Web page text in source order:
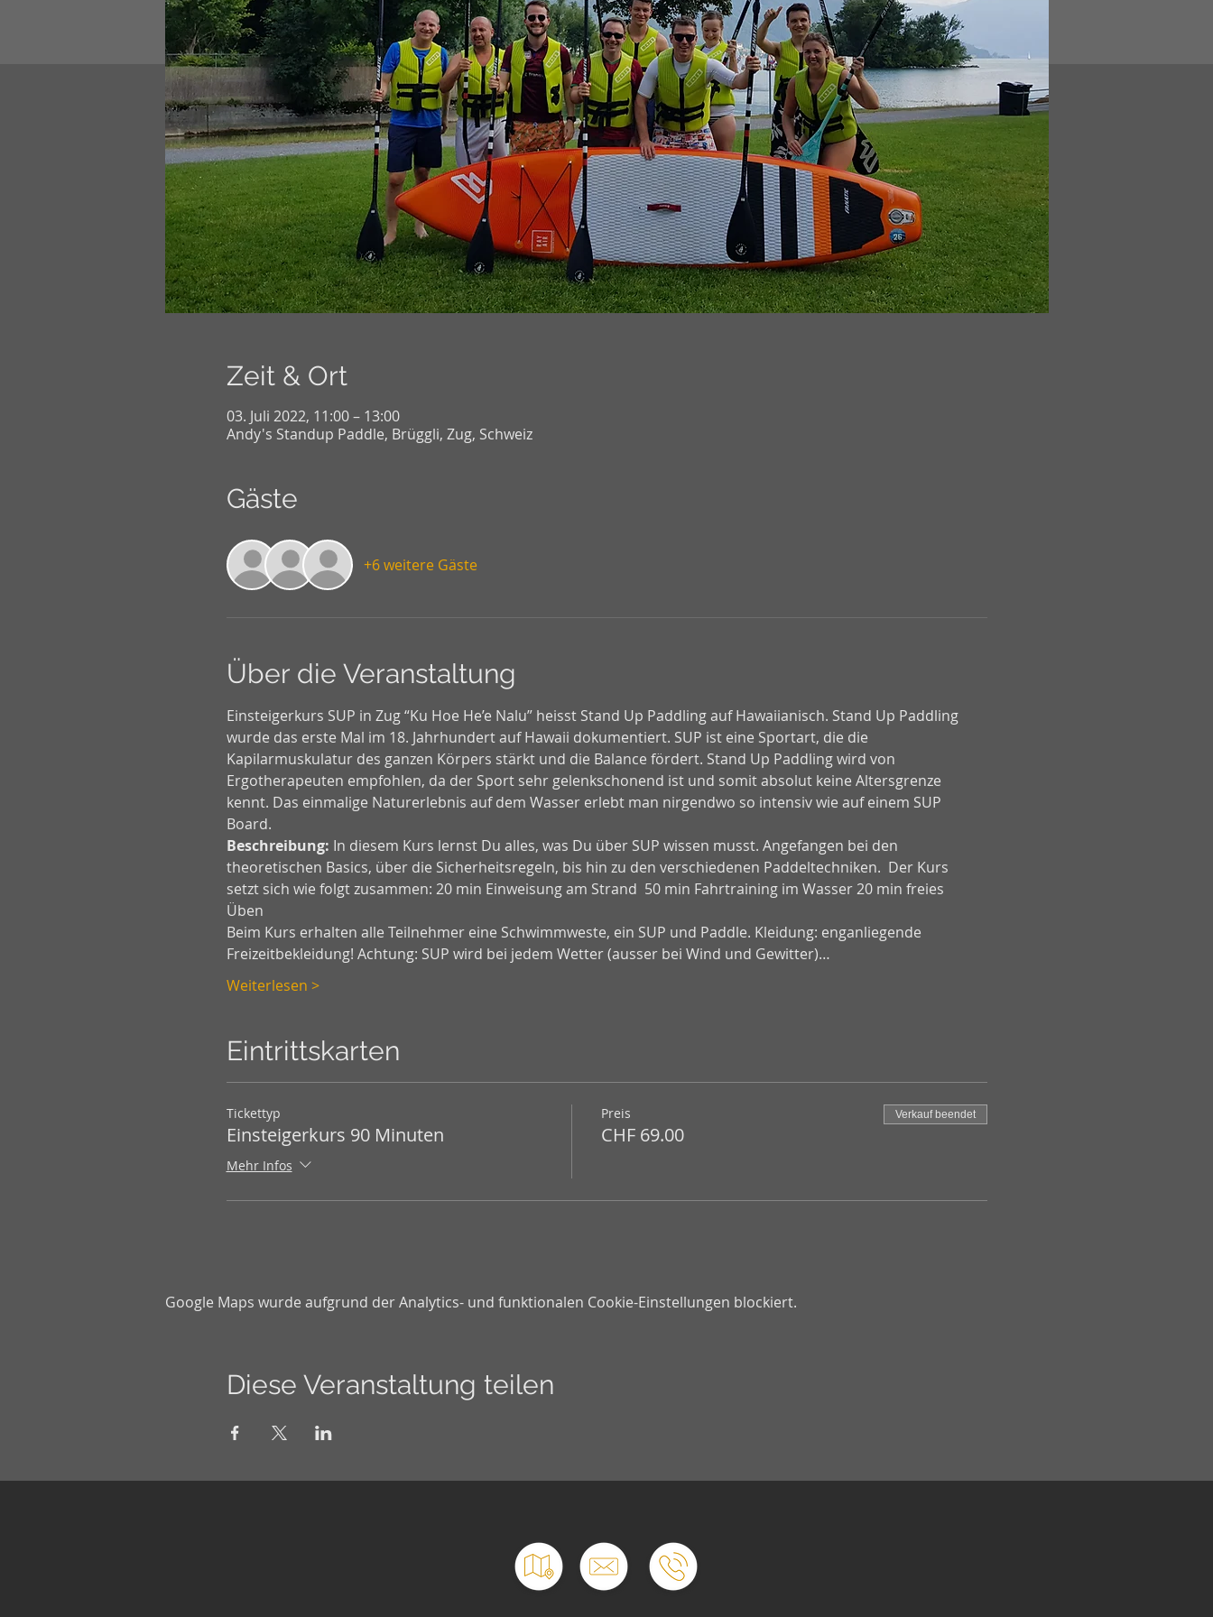
Zeit & Ort
03. Juli 2022, 11:00 – 13:00
Andy's Standup Paddle, Brüggli, Zug, Schweiz
Gäste
+6 weitere Gäste
Über die Veranstaltung
Einsteigerkurs SUP in Zug “Ku Hoe He’e Nalu” heisst Stand Up Paddling auf Hawaiianisch. Stand Up Paddling
wurde das erste Mal im 18. Jahrhundert auf Hawaii dokumentiert. SUP ist eine Sportart, die die
Kapilarmuskulatur des ganzen Körpers stärkt und die Balance fördert. Stand Up Paddling wird von
Ergotherapeuten empfohlen, da der Sport sehr gelenkschonend ist und somit absolut keine Altersgrenze
kennt. Das einmalige Naturerlebnis auf dem Wasser erlebt man nirgendwo so intensiv wie auf einem SUP
Board.
Beschreibung: In diesem Kurs lernst Du alles, was Du über SUP wissen musst. Angefangen bei den
theoretischen Basics, über die Sicherheitsregeln, bis hin zu den verschiedenen Paddeltechniken.  Der Kurs
setzt sich wie folgt zusammen: 20 min Einweisung am Strand  50 min Fahrtraining im Wasser 20 min freies
Üben
Beim Kurs erhalten alle Teilnehmer eine Schwimmweste, ein SUP und Paddle. Kleidung: enganliegende
Freizeitbekleidung! Achtung: SUP wird bei jedem Wetter (ausser bei Wind und Gewitter)…
Weiterlesen >
Eintrittskarten
Tickettyp
Einsteigerkurs 90 Minuten
Mehr Infos
Preis
CHF 69.00
Verkauf beendet
Google Maps wurde aufgrund der Analytics- und funktionalen Cookie-Einstellungen blockiert.
Diese Veranstaltung teilen